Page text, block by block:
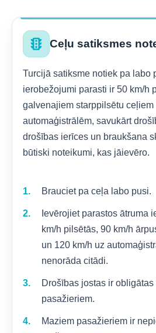
traffic Ceļu satiksmes
Turcijā satiksme notiek pa labo
ierobežojumi parasti ir 50 km/h
galvenajiem starppilsētu ceļiem
automaģistrālēm, savukārt
drošības ierīces un braukšana
būtiski noteikumi, kas jāievēro.
Brauciet pa ceļa labo pusi.
Ievērojiet parastos ātruma
km/h pilsētās, 90 km/h
un 120 km/h uz
nenorāda citādi.
Drošības jostas ir
pasažieriem.
Maziem pasažieriem ir